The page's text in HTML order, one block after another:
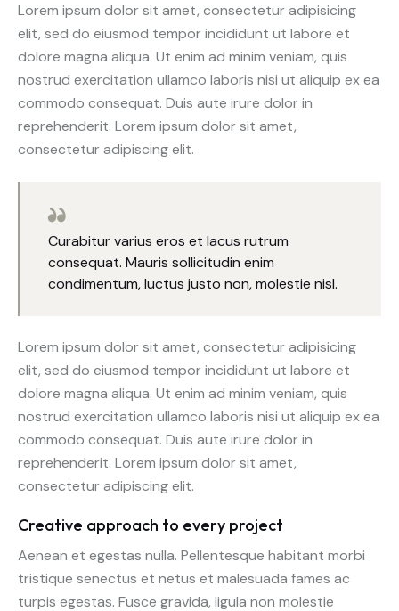
Lorem ipsum dolor sit amet, consectetur adipisicing
elit, sed do eiusmod tempor incididunt ut labore et
dolore magna aliqua. Ut enim ad minim veniam, quis
nostrud exercitation ullamco laboris nisi ut aliquip ex ea
commodo consequat. Duis aute irure dolor in
reprehenderit. Lorem ipsum dolor sit amet,
consectetur adipiscing elit.
Curabitur varius eros et lacus rutrum
consequat. Mauris sollicitudin enim
condimentum, luctus justo non, molestie nisl.
Lorem ipsum dolor sit amet, consectetur adipisicing
elit, sed do eiusmod tempor incididunt ut labore et
dolore magna aliqua. Ut enim ad minim veniam, quis
nostrud exercitation ullamco laboris nisi ut aliquip ex ea
commodo consequat. Duis aute irure dolor in
reprehenderit. Lorem ipsum dolor sit amet,
consectetur adipiscing elit.
Creative approach to every project
Aenean et egestas nulla. Pellentesque habitant morbi
tristique senectus et netus et malesuada fames ac
turpis egestas. Fusce gravida, ligula non molestie